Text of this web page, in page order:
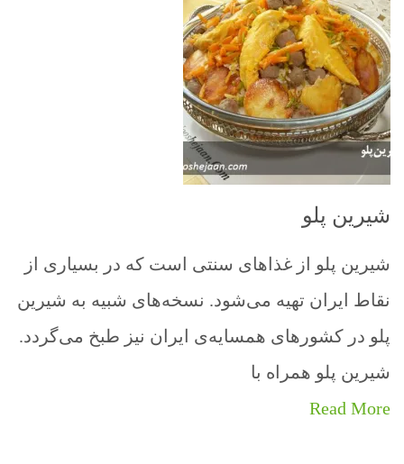
شیرین پلو
شیرین پلو از غذاهای سنتی است که در بسیاری از
نقاط ایران تهیه می‌شود. نسخه‌های شبیه به شیرین
پلو در کشورهای همسایه‌ی ایران نیز طبخ می‌گردد.
شیرین پلو همراه با
Read More